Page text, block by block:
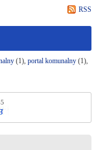
RSS
(1), portal komunalny(1),